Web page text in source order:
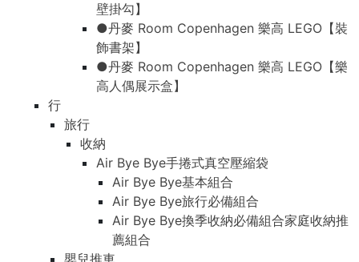
壁掛勾】
●丹麥 Room Copenhagen 樂高 LEGO【裝
飾書架】
●丹麥 Room Copenhagen 樂高 LEGO【樂
高人偶展示盒】
行
旅行
收納
Air Bye Bye手捲式真空壓縮袋
Air Bye Bye基本組合
Air Bye Bye旅行必備組合
Air Bye Bye換季收納必備組合家庭收納推
薦組合
嬰兒推車